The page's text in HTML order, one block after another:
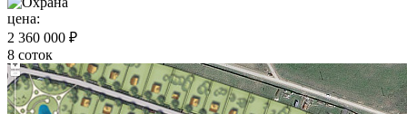
цена:
2 360 000 ₽
8 соток